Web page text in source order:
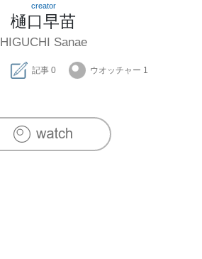
creator
樋口早苗
HIGUCHI Sanae
記事 0 ウオッチャー 1